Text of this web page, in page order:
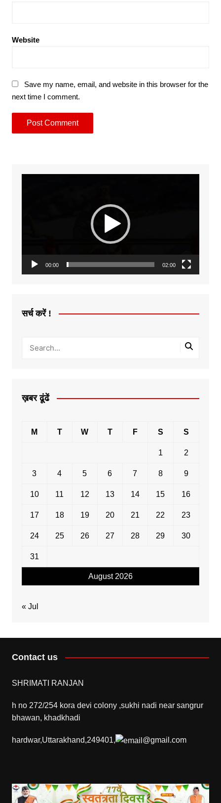
Website
Save my name, email, and website in this browser for the
next time I comment.
00:00 02:00
सर्च करें !
ख़बर ढूंढें
August 2026
M T W T F S S
1 2
3 4 5 6 7 8 9
10 11 12 13 14 15 16
17 18 19 20 21 22 23
24 25 26 27 28 29 30
31
« Jul
Contact us
SHRIMATI RANJAN
h no 272/254 kora devi colony ,sukhi nadi near sangrur
bhawan, khadkhadi
hardwar,Uttarakhand,249401, @gmail.com